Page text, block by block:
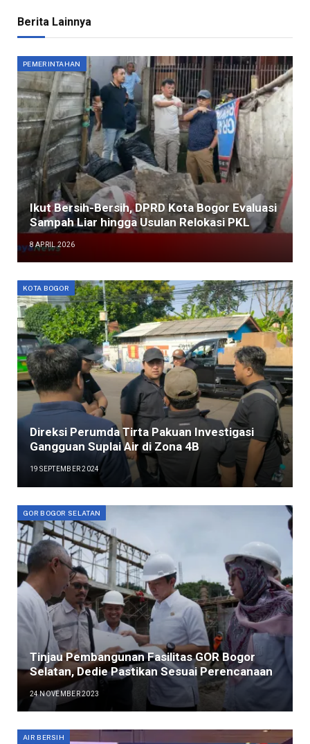
Berita Lainnya
PEMERINTAHAN
Ikut Bersih-Bersih, DPRD Kota Bogor Evaluasi
Sampah Liar hingga Usulan Relokasi PKL
8 APRIL 2026
KOTA BOGOR
Direksi Perumda Tirta Pakuan Investigasi
Gangguan Suplai Air di Zona 4B
19 SEPTEMBER 2024
GOR BOGOR SELATAN
Tinjau Pembangunan Fasilitas GOR Bogor
Selatan, Dedie Pastikan Sesuai Perencanaan
24 NOVEMBER 2023
AIR BERSIH